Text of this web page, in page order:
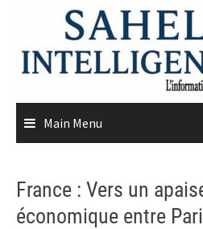
content
Main Menu
France : Vers un
économique entre